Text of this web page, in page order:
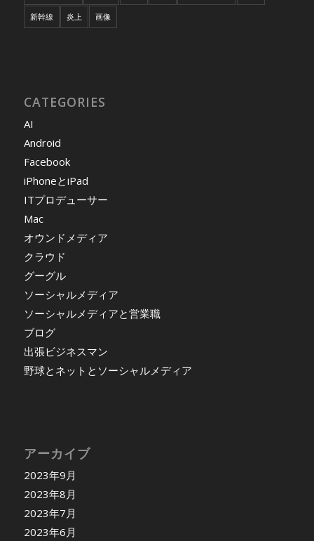
新幹線 炎上 画像
CATEGORIES
AI
Android
Facebook
iPhoneとiPad
ITプロデューサー
Mac
オウンドメディア
クラウド
グーグル
ソーシャルメディア
ソーシャルメディアと営業職
ブログ
出張ビジネスマン
野球とネットとソーシャルメディア
アーカイブ
2023年9月
2023年8月
2023年7月
2023年6月